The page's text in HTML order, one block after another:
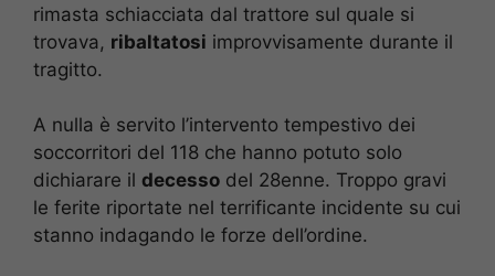
rimasta schiacciata dal trattore sul quale si
trovava, ribaltatosi improvvisamente durante il
tragitto.
A nulla è servito l’intervento tempestivo dei
soccorritori del 118 che hanno potuto solo
dichiarare il decesso del 28enne. Troppo gravi
le ferite riportate nel terrificante incidente su cui
stanno indagando le forze dell’ordine.